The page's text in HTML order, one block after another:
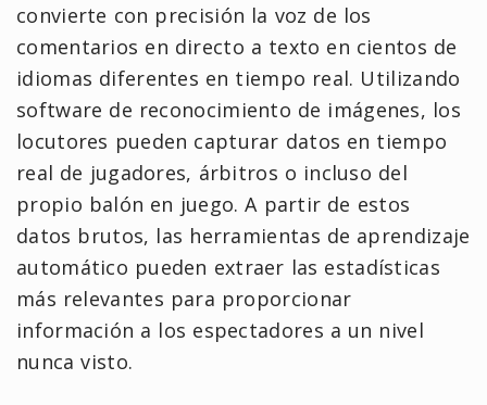
convierte con precisión la voz de los
comentarios en directo a texto en cientos de
idiomas diferentes en tiempo real. Utilizando
software de reconocimiento de imágenes, los
locutores pueden capturar datos en tiempo
real de jugadores, árbitros o incluso del
propio balón en juego. A partir de estos
datos brutos, las herramientas de aprendizaje
automático pueden extraer las estadísticas
más relevantes para proporcionar
información a los espectadores a un nivel
nunca visto.